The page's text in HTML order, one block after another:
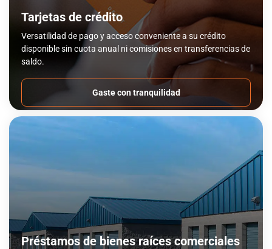
Tarjetas de crédito
Versatilidad de pago y acceso conveniente a su crédito
disponible sin cuota anual ni comisiones en transferencias de
saldo.
Gaste con tranquilidad
Préstamos de bienes raíces comerciales